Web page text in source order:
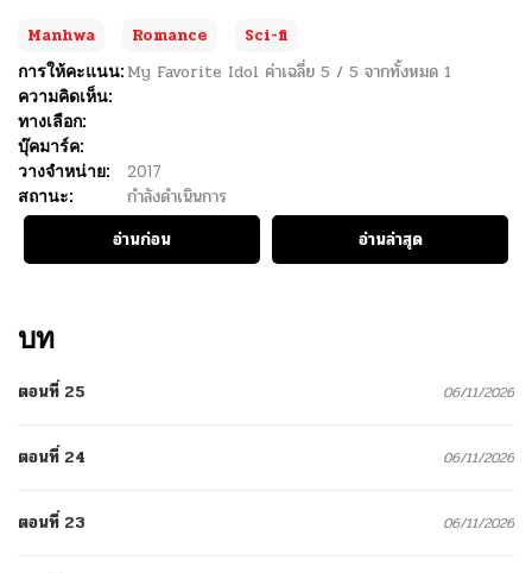
Manhwa Romance
Sci-fi
การให้คะแนน: My Favorite Idol ค่าเฉลี่ย 5 / 5 จากทั้งหมด 1
ความคิดเห็น:
ทางเลือก:
บุ๊คมาร์ค:
วางจำหน่าย:
2017
สถานะ:
กำลังดำเนินการ
อ่านก่อน
อ่านล่าสุด
บท
ตอนที่ 25 06/11/2026
ตอนที่ 24 06/11/2026
ตอนที่ 23 06/11/2026